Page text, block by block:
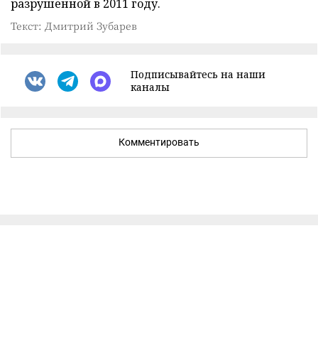
разрушенной в 2011 году.
Текст: Дмитрий Зубарев
Подписывайтесь на наши
каналы
Комментировать